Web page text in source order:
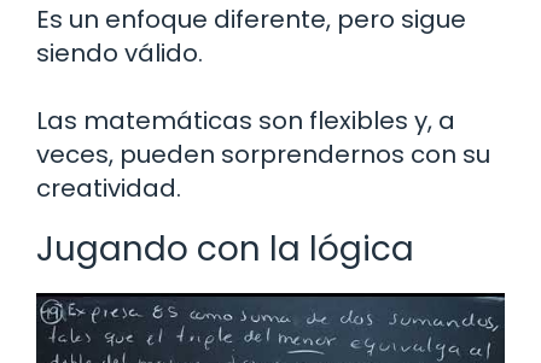
Es un enfoque diferente, pero sigue
siendo válido.
Las matemáticas son flexibles y, a
veces, pueden sorprendernos con su
creatividad.
Jugando con la lógica